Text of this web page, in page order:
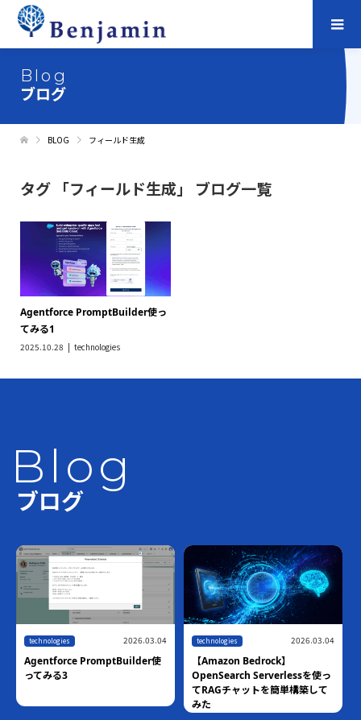
Blog
ブログ
BLOG フィールド生成
タグ 「フィールド生成」 ブログ一覧
Agentforce PromptBuilder使っ
てみる1
2025.10.28 technologies
Blog
ブログ
technologies 2026.03.04
Agentforce PromptBuilder使
ってみる3
technologies 2026.03.04
【Amazon Bedrock】
OpenSearch Serverlessを使っ
てRAGチャットを簡単構築して
みた